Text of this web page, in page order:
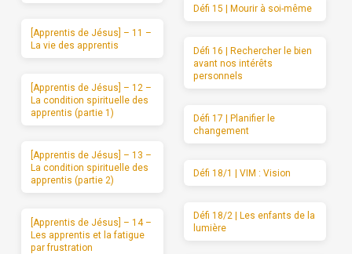
[Apprentis de Jésus] – 11 –
La vie des apprentis
[Apprentis de Jésus] – 12 –
La condition spirituelle des
apprentis (partie 1)
[Apprentis de Jésus] – 13 –
La condition spirituelle des
apprentis (partie 2)
[Apprentis de Jésus] – 14 –
Les apprentis et la fatigue
par frustration
Défi 15 | Mourir à soi-même
Défi 16 | Rechercher le bien
avant nos intérêts
personnels
Défi 17 | Planifier le
changement
Défi 18/1 | VIM : Vision
Défi 18/2 | Les enfants de la
lumière